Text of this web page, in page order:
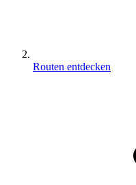
Routen entdecken